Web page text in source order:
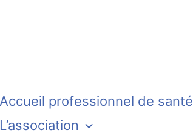
Accueil professionnel de santé
L’association